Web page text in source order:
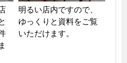
明るい店内ですので、
ゆっくりと資料をご覧
いただけます。